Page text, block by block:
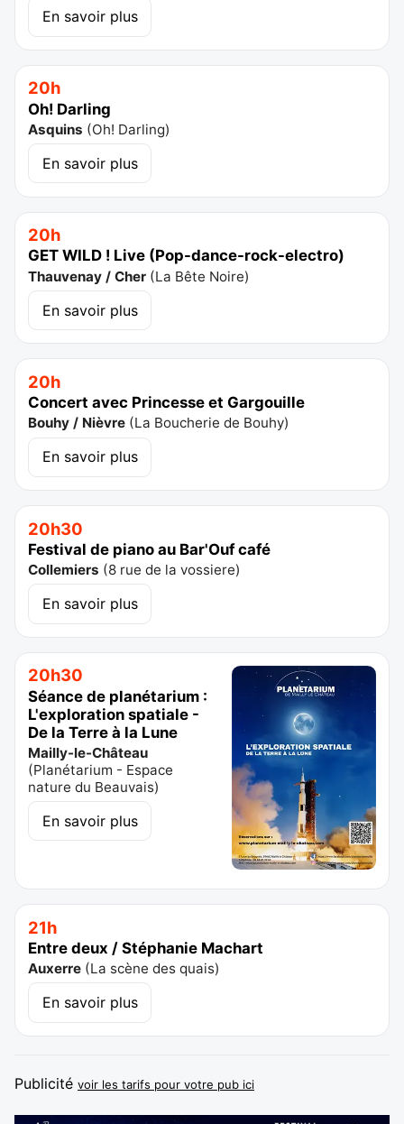
En savoir plus
20h
Oh! Darling
Asquins (Oh! Darling)
En savoir plus
20h
GET WILD ! Live (Pop-dance-rock-electro)
Thauvenay / Cher (La Bête Noire)
En savoir plus
20h
Concert avec Princesse et Gargouille
Bouhy / Nièvre (La Boucherie de Bouhy)
En savoir plus
20h30
Festival de piano au Bar'Ouf café
Collemiers (8 rue de la vossiere)
En savoir plus
20h30
Séance de planétarium :
L'exploration spatiale -
De la Terre à la Lune
Mailly-le-Château
(Planétarium - Espace
nature du Beauvais)
En savoir plus
21h
Entre deux / Stéphanie Machart
Auxerre (La scène des quais)
En savoir plus
Publicité voir les tarifs pour votre pub ici